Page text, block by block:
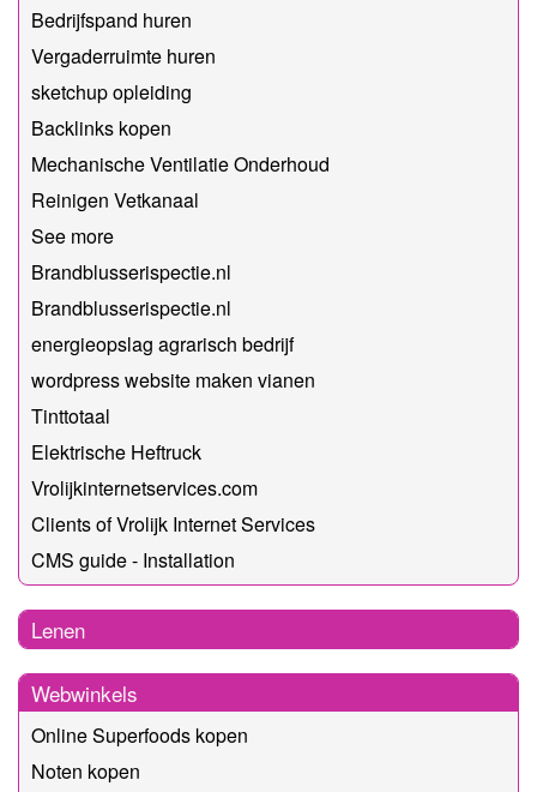
Bedrijfspand huren
Vergaderruimte huren
sketchup opleiding
Backlinks kopen
Mechanische Ventilatie Onderhoud
Reinigen Vetkanaal
See more
Brandblusserispectie.nl
Brandblusserispectie.nl
energieopslag agrarisch bedrijf
wordpress website maken vianen
Tinttotaal
Elektrische Heftruck
Vrolijkinternetservices.com
Clients of Vrolijk Internet Services
CMS guide - Installation
Lenen
Webwinkels
Online Superfoods kopen
Noten kopen